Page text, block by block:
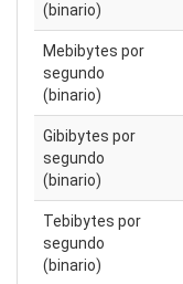
(binario)
Mebibytes por
segundo
(binario)
Gibibytes por
segundo
(binario)
Tebibytes por
segundo
(binario)